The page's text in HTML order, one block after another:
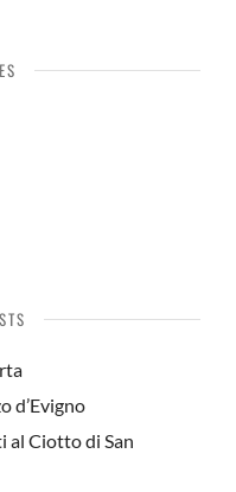
d’Evigno
al Ciotto di San